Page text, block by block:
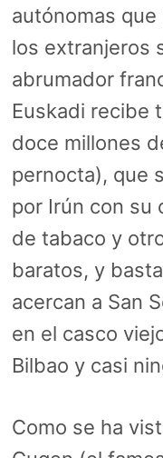
autónomas
los extranjeros
abrumador
Euskadi recibe
doce millones
pernocta), que
por Irún con su
de tabaco y
baratos, y
acercan a San
en el casco
Bilbao y casi
Como se ha